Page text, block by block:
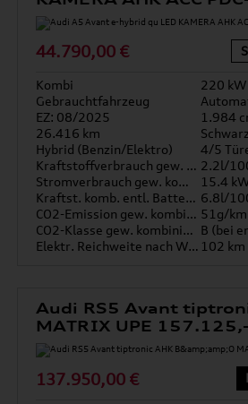
44.790,00 €
Kombi
220 kW
Gebrauchtfahrzeug
EZ: 08/2025
1.984
26.416 km
Schwarz
Hybrid (Benzin/Elektro)
4/5
Kraftstoffverbrauch gew. kombiniert 2.2l/
Stromverbrauch gew. kombiniert
15.4
Kraftst. komb. entl. Batterie 6.8l/
CO2-Emission gew. kombiniert 51g/km
CO2-Klasse gew. kombiniert B (bei
Elektr. Reichweite nach WLTP* 102 km
Audi RS5 Avant
MATRIX UPE 157.125,-
137.950,00 €